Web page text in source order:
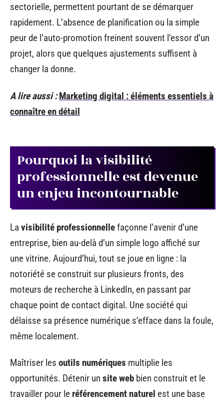
sectorielle, permettent pourtant de se démarquer
rapidement. L’absence de planification ou la simple
peur de l’auto-promotion freinent souvent l’essor d’un
projet, alors que quelques ajustements suffisent à
changer la donne.
A lire aussi : Marketing digital : éléments essentiels à
connaître en détail
Pourquoi la visibilité
professionnelle est devenue
un enjeu incontournable
La visibilité professionnellefaçonne l’avenir d’une
entreprise, bien au-delà d’un simple logo affiché sur
une vitrine. Aujourd’hui, tout se joue en ligne : la
notoriété se construit sur plusieurs fronts, des
moteurs de recherche à LinkedIn, en passant par
chaque point de contact digital. Une société qui
délaisse sa présence numérique s’efface dans la foule,
même localement.
Maîtriser les outils numériques multiplie les
opportunités. Détenir un site web bien construit et le
travailler pour le référencement naturel est une base